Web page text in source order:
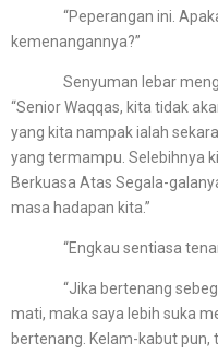
“Peperangan ini.
kemenangannya?”
Senyuman lebar
“Senior Waqqas, kita tidak
yang kita nampak ialah
yang termampu. Selebihnya
Berkuasa Atas Segala-
masa hadapan kita.”
“Engkau sentiasa tenang
“Jika bertenang sebegini
mati, maka saya lebih suka
bertenang. Kelam-kabut pun,